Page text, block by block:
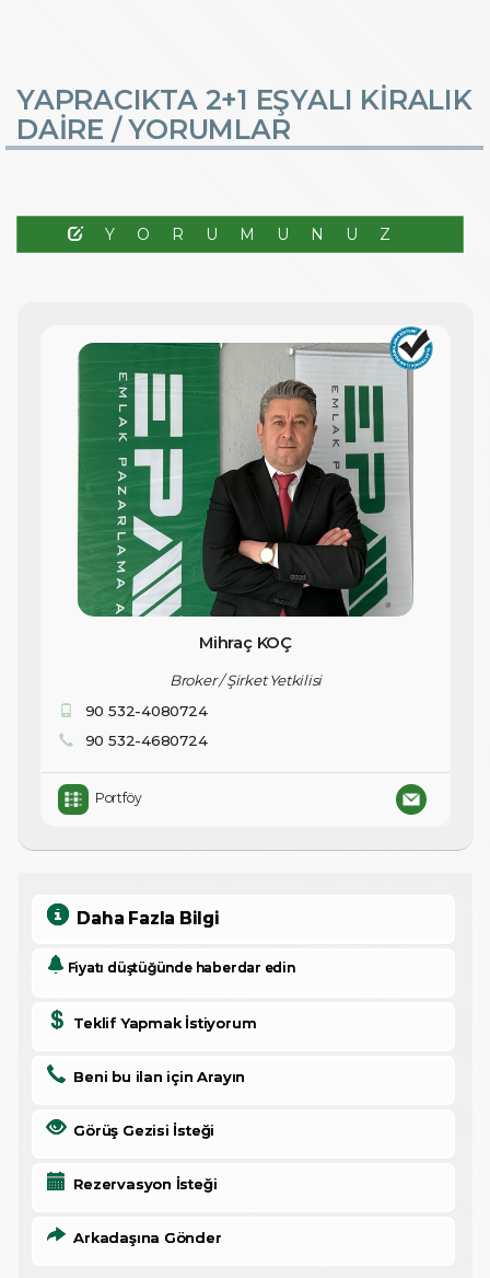
YAPRACIKTA 2+1 EŞYALI KİRALIK
DAİRE /YORUMLAR
YORUMUNUZ
Mihraç KOÇ
Broker / Şirket Yetkilisi
90 532-4080724
90 532-4680724
Portföy
Daha Fazla Bilgi
Fiyatı düştüğünde haberdar edin
Teklif Yapmak İstiyorum
Beni bu ilan için Arayın
Görüş Gezisi İsteği
Rezervasyon İsteği
Arkadaşına Gönder